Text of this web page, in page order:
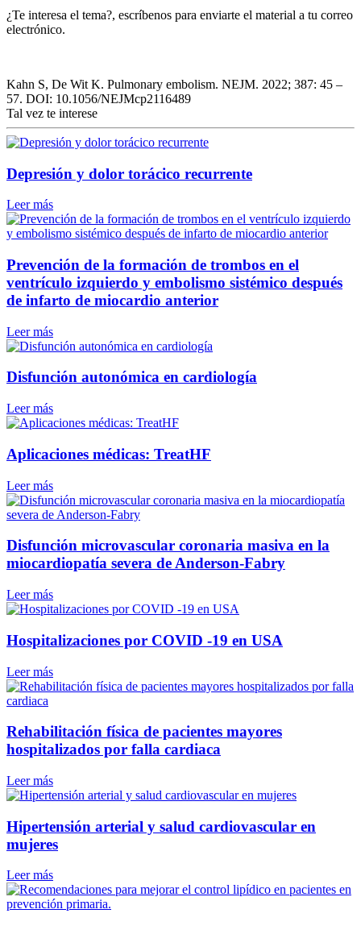
¿Te interesa el tema?, escríbenos para enviarte el material a tu correo
electrónico.
Kahn S, De Wit K. Pulmonary embolism. NEJM. 2022; 387: 45 –
57. DOI: 10.1056/NEJMcp2116489
Tal vez te interese
Depresión y dolor torácico recurrente
Leer más
Prevención de la formación de trombos en el
ventrículo izquierdo y embolismo sistémico después
de infarto de miocardio anterior
Leer más
Disfunción autonómica en cardiología
Leer más
Aplicaciones médicas: TreatHF
Leer más
Disfunción microvascular coronaria masiva en la
miocardiopatía severa de Anderson-Fabry
Leer más
Hospitalizaciones por COVID -19 en USA
Leer más
Rehabilitación física de pacientes mayores
hospitalizados por falla cardiaca
Leer más
Hipertensión arterial y salud cardiovascular en
mujeres
Leer más